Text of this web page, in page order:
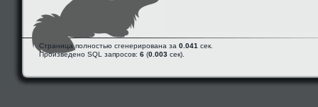
Страница полностью сгенерирована за 0.041 сек.
Произведено SQL запросов: 6 (0.003 сек).